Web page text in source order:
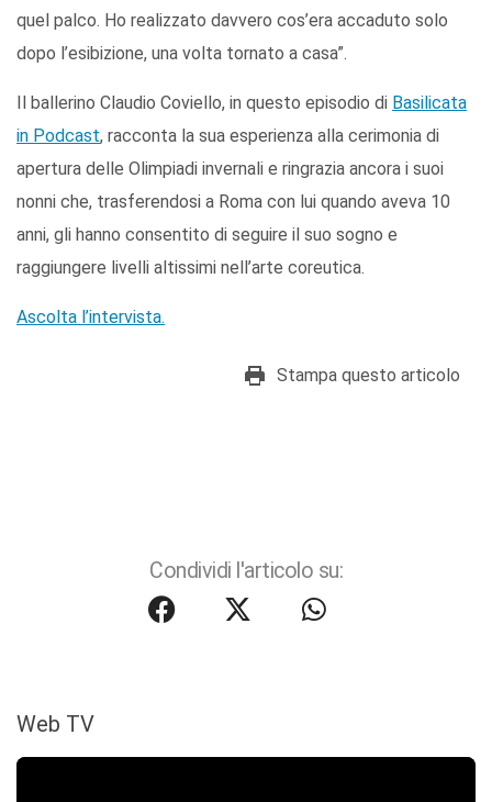
quel palco. Ho realizzato davvero cos’era accaduto solo
dopo l’esibizione, una volta tornato a casa”.
Il ballerino Claudio Coviello, in questo episodio di Basilicata
in Podcast, racconta la sua esperienza alla cerimonia di
apertura delle Olimpiadi invernali e ringrazia ancora i suoi
nonni che, trasferendosi a Roma con lui quando aveva 10
anni, gli hanno consentito di seguire il suo sogno e
raggiungere livelli altissimi nell’arte coreutica.
Ascolta l’intervista.
Stampa questo articolo
Condividi l'articolo su:
Web TV